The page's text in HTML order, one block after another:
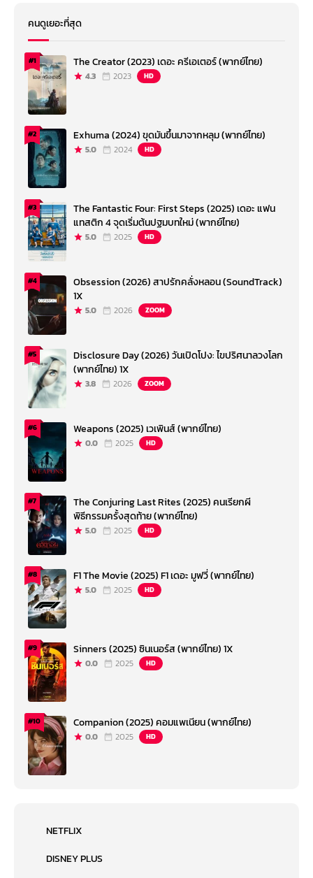
คนดูเยอะที่สุด
#1 The Creator (2023) เดอะ ครีเอเตอร์ (พากย์ไทย)
4.3 2023 HD
#2 Exhuma (2024) ขุดมันขึ้นมาจากหลุม (พากย์ไทย)
5.0 2024 HD
#3
The Fantastic Four: First Steps (2025) เดอะ แฟน
แทสติก 4 จุดเริ่มต้นปฐมบทใหม่ (พากย์ไทย)
5.0 2025 HD
#4
Obsession (2026) สาปรักคลั่งหลอน (SoundTrack)
1X
5.0 2026 ZOOM
#5
Disclosure Day (2026) วันเปิดโปง: ไขปริศนาลวงโลก
(พากย์ไทย) 1X
3.8 2026 ZOOM
#6 Weapons (2025) เวเพินส์ (พากย์ไทย)
0.0 2025 HD
#7
The Conjuring Last Rites (2025) คนเรียกผี
พิธีกรรมครั้งสุดท้าย (พากย์ไทย)
5.0 2025 HD
#8 F1 The Movie (2025) F1 เดอะ มูฟวี่ (พากย์ไทย)
5.0 2025 HD
#9 Sinners (2025) ซินเนอร์ส (พากย์ไทย) 1X
0.0 2025 HD
#10 Companion (2025) คอมแพเนียน (พากย์ไทย)
0.0 2025 HD
NETFLIX
DISNEY PLUS